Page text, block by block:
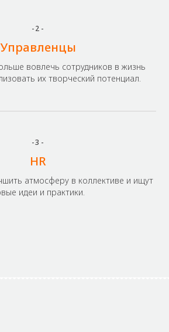
-2-
Управленцы
вовлечь сотрудников в жизнь
их творческий потенциал.
-3-
HR
атмосферу в коллективе и ищут
идеи и практики.